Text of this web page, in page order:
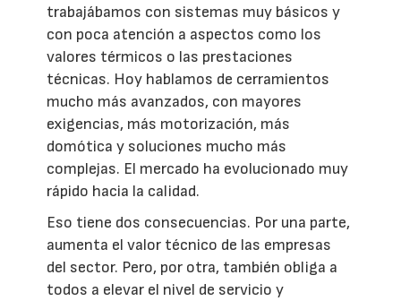
trabajábamos con sistemas muy básicos y
con poca atención a aspectos como los
valores térmicos o las prestaciones
técnicas. Hoy hablamos de cerramientos
mucho más avanzados, con mayores
exigencias, más motorización, más
domótica y soluciones mucho más
complejas. El mercado ha evolucionado muy
rápido hacia la calidad.
Eso tiene dos consecuencias. Por una parte,
aumenta el valor técnico de las empresas
del sector. Pero, por otra, también obliga a
todos a elevar el nivel de servicio y